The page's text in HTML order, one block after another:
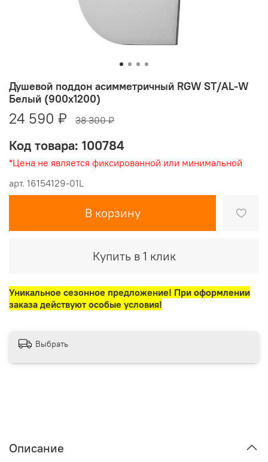
арт. 16154129-01L
Душевой поддон асимметричный RGW ST/AL-W
Белый (900x1200)
24 590 ₽ 38 300 ₽
Код товара: 100784
*Цена не является фиксированной или минимальной
В корзину
Купить в 1 клик
Уникальное сезонное предложение! При оформлении
заказа действуют особые условия!
Выбрать
Описание